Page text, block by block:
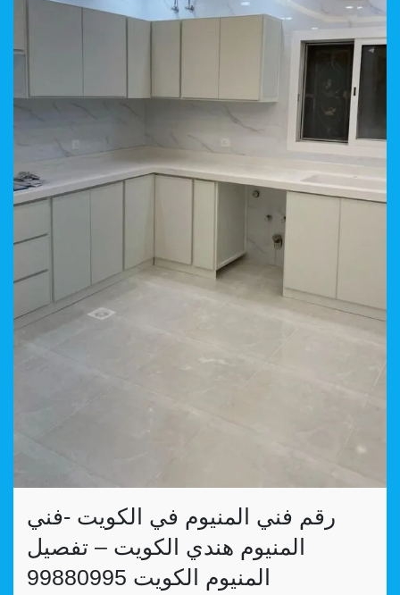
رقم فني المنيوم في الكويت -فني
المنيوم هندي الكويت – تفصيل
المنيوم الكويت 99880995